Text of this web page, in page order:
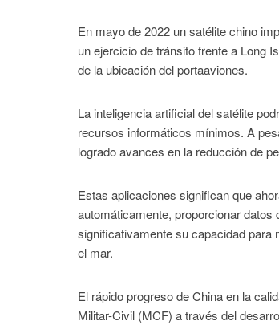
En mayo de 2022 un satélite chino
un ejercicio de tránsito frente a Long
de la ubicación del portaaviones.
La inteligencia artificial del satélite
recursos informáticos mínimos. A
logrado avances en la reducción de
Estas aplicaciones significan que
automáticamente, proporcionar
significativamente su capacidad para
el mar.
El rápido progreso de China en la
Militar-Civil (MCF) a través del